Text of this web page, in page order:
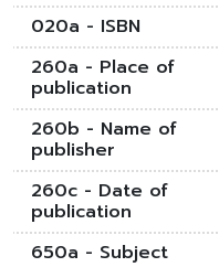
020a - ISBN
260a - Place of
publication
260b - Name of
publisher
260c - Date of
publication
650a - Subject